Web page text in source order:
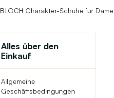
BLOCH Charakter-Schuhe für
Alles über den
Einkauf
Allgemeine
Geschäftsbedingungen